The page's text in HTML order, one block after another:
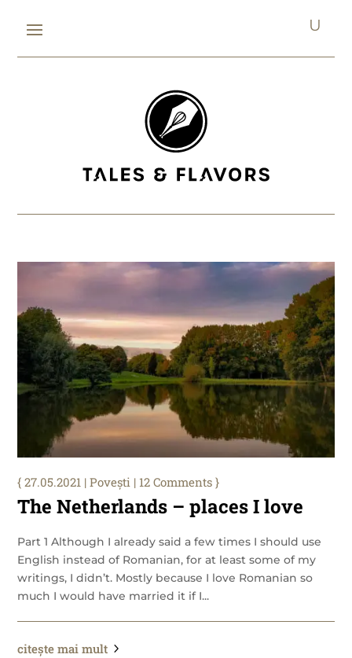
The Netherlands – places I love
27.05.2021 |Povești | 12 Comments
Part 1 Although I already said a few times I should use
English instead of Romanian, for at least some of my
writings, I didn’t. Mostly because I love Romanian so
much I would have married it if I...
citește mai mult